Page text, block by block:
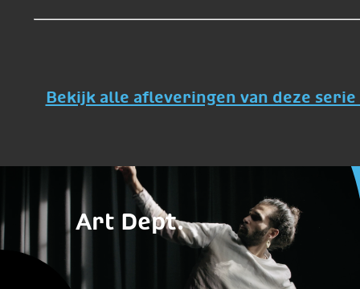
Bekijk alle afleveringen van deze
Art Dept.